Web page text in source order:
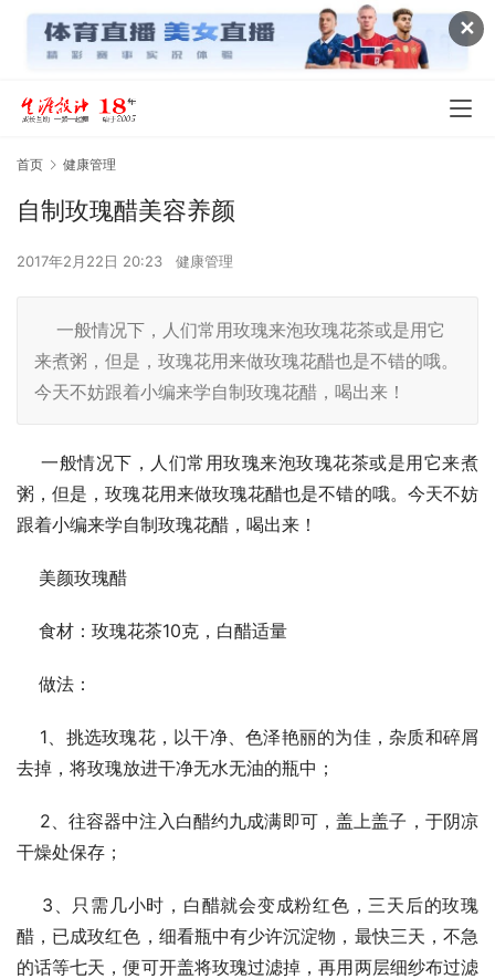
✕
首页 健康管理
自制玫瑰醋美容养颜
2017年2月22日 20:23 健康管理
一般情况下，人们常用玫瑰来泡玫瑰花茶或是用它
来煮粥，但是，玫瑰花用来做玫瑰花醋也是不错的哦。
今天不妨跟着小编来学自制玫瑰花醋，喝出来！
一般情况下，人们常用玫瑰来泡玫瑰花茶或是用它来煮
粥，但是，玫瑰花用来做玫瑰花醋也是不错的哦。今天不妨
跟着小编来学自制玫瑰花醋，喝出来！
美颜玫瑰醋
食材：玫瑰花茶10克，白醋适量
做法：
1、挑选玫瑰花，以干净、色泽艳丽的为佳，杂质和碎屑
去掉，将玫瑰放进干净无水无油的瓶中；
2、往容器中注入白醋约九成满即可，盖上盖子，于阴凉
干燥处保存；
3、只需几小时，白醋就会变成粉红色，三天后的玫瑰
醋，已成玫红色，细看瓶中有少许沉淀物，最快三天，不急
的话等七天，便可开盖将玫瑰过滤掉，再用两层细纱布过滤